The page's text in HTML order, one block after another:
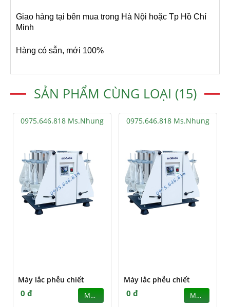
Giao hàng tại bên mua trong Hà Nội hoặc Tp Hồ Chí
Minh
Hàng có sẵn, mới 100%
SẢN PHẨM CÙNG LOẠI (15)
0975.646.818 Ms.Nhung
Máy lắc phễu chiết
0 đ MUA
0975.646.818 Ms.Nhung
Máy lắc phễu chiết
0 đ MUA